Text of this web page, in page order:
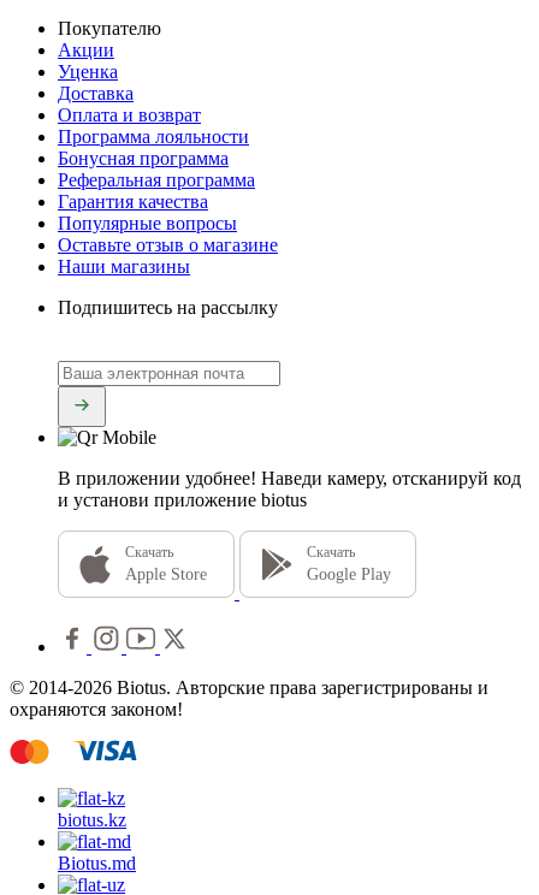
Покупателю
Акции
Уценка
Доставка
Оплата и возврат
Программа лояльности
Бонусная программа
Реферальная программа
Гарантия качества
Популярные вопросы
Оставьте отзыв о магазине
Наши магазины
Подпишитесь на рассылку
В приложении удобнее! Наведи камеру, отсканируй код
и установи приложение biotus
Скачать
Apple Store
Скачать
Google Play
© 2014-2026 Biotus. Авторские права зарегистрированы и
охраняются законом!
biotus.kz
Biotus.md